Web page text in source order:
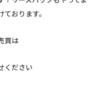
おります。
買は
ください